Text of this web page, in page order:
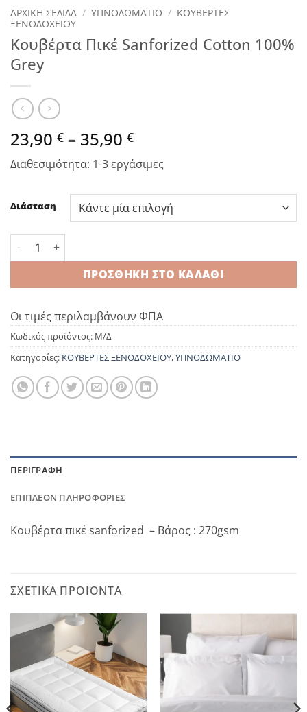
ΑΡΧΙΚΉ ΣΕΛΊΔΑ / ΥΠΝΟΔΩΜΑΤΙΟ / ΚΟΥΒΕΡΤΕΣ
ΞΕΝΟΔΟΧΕΙΟΥ
Κουβέρτα Πικέ Sanforized Cotton 100%
Grey
23,90 € – 35,90 €Price
range:
23,90 €
35,90 €
Διαθεσιμότητα: 1-3 εργάσιμες
Διάσταση
Κουβέρτα Πικέ Sanforized Cotton 100% Grey ποσότητα
ΠΡΟΣΘΉΚΗ ΣΤΟ ΚΑΛΆΘΙ
Οι τιμές περιλαμβάνουν ΦΠΑ
Κωδικός προϊόντος: Μ/Δ
Κατηγορίες: ΚΟΥΒΕΡΤΕΣ ΞΕΝΟΔΟΧΕΙΟΥ,ΥΠΝΟΔΩΜΑΤΙΟ
ΠΕΡΙΓΡΑΦΉ
ΕΠΙΠΛΈΟΝ ΠΛΗΡΟΦΟΡΊΕΣ
Κουβέρτα πικέ sanforized – Βάρος : 270gsm
ΣΧΕΤΙΚΆ ΠΡΟΪΌΝΤΑ